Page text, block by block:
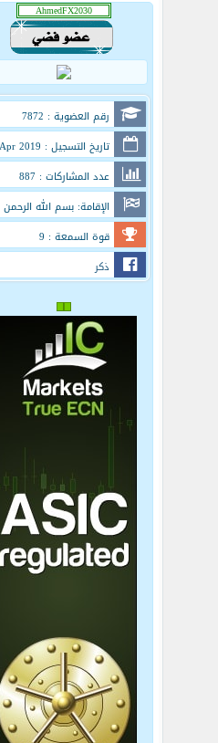
رقم العضوية : 7872
تاريخ التسجيل : Apr 2019
عدد المشاركات : 887
الإقامة: بسم الله الرحمن
الرحيم
قوة السمعة : 9
ذكر